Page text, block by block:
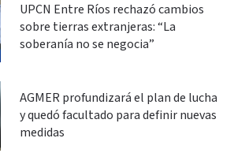
UPCN Entre Ríos rechazó cambios
sobre tierras extranjeras: “La
soberanía no se negocia”
AGMER profundizará el plan de lucha
y quedó facultado para definir nuevas
medidas